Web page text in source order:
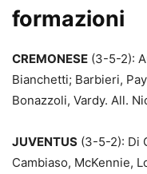
formazioni
CREMONESE (3-5-2):
Bianchetti; Barbieri,
Bonazzoli, Vardy. All.
JUVENTUS (3-5-2): Di
Cambiaso, McKennie,